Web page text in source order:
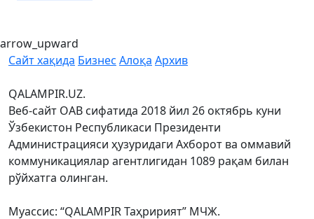
arrow_upward
Сайт хақида Бизнес Алоқа Архив
QALAMPIR.UZ.
Веб-сайт ОАВ сифатида 2018 йил 26 октябрь куни
Ўзбекистон Республикаси Президенти
Администрацияси ҳузуридаги Ахборот ва оммавий
коммуникациялар агентлигидан 1089 рақам билан
рўйхатга олинган.
Муассис: “QALAMPIR Таҳририят” МЧЖ.